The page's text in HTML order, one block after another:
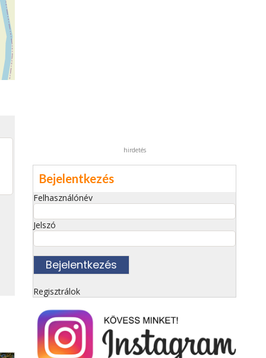
hirdetés
Bejelentkezés
Felhasználónév
Jelszó
Regisztrálok